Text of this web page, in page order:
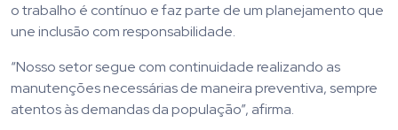
o trabalho é contínuo e faz parte de um planejamento que
une inclusão com responsabilidade.
“Nosso setor segue com continuidade realizando as
manutenções necessárias de maneira preventiva, sempre
atentos às demandas da população”, afirma.